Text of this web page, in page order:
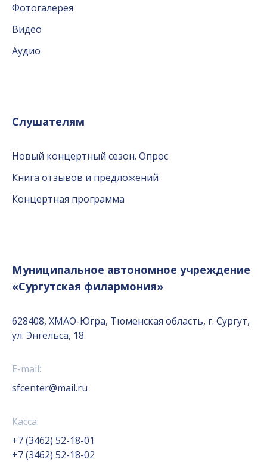
Фотогалерея
Видео
Аудио
Слушателям
Новый концертный сезон. Опрос
Книга отзывов и предложений
Концертная программа
Муниципальное автономное учреждение
«Сургутская филармония»
628408, ХМАО-Югра, Тюменская область, г. Сургут,
ул. Энгельса, 18
E-mail:
sfcenter@mail.ru
Касса:
+7 (3462) 52-18-01
+7 (3462) 52-18-02